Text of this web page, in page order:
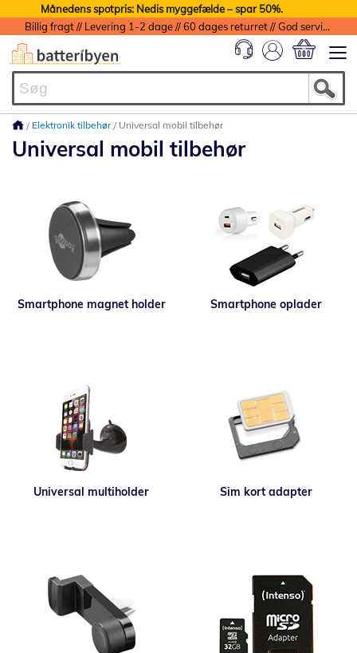
Månedens spotpris: Nedis myggefælde – spar 50%.
Billig fragt // Levering 1-2 dage // 60 dages returret // God service med garanti
Elektronik tilbehør Universal mobil tilbehør
Universal mobil tilbehør
Smartphone magnet holder Smartphone oplader
Universal multiholder Sim kort adapter